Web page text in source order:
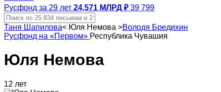
Русфонд за 29 лет 24,571 МЛРД ₽ 39 799
Таня Шапилова< Юля Немова >Володя Бредихин
Русфонд на «Первом» Республика Чувашия
Юля Немова
12 лет